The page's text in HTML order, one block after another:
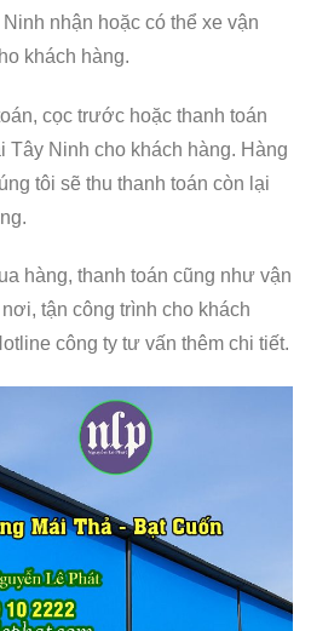
nhận hoặc có thể xe vận
khách hàng.
cọc trước hoặc thanh toán
Tây Ninh cho khách hàng. Hàng
tôi sẽ thu thanh toán còn lại
hàng, thanh toán cũng như vận
tận công trình cho khách
công ty tư vấn thêm chi tiết.